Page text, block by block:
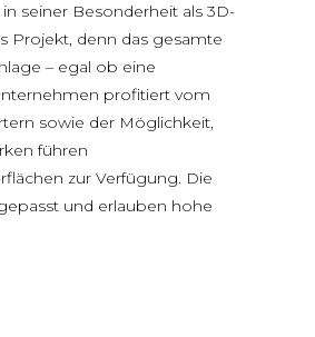
seiner Besonderheit als 3D-
Projekt, denn das gesamte
– egal ob eine
profitiert vom
sowie der Möglichkeit,
führen
zur Verfügung. Die
und erlauben hohe